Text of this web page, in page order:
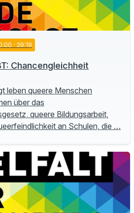
· 39:19
Chancengleichheit
leben queere Menschen
über das
queere Bildungsarbeit,
an Schulen, die …